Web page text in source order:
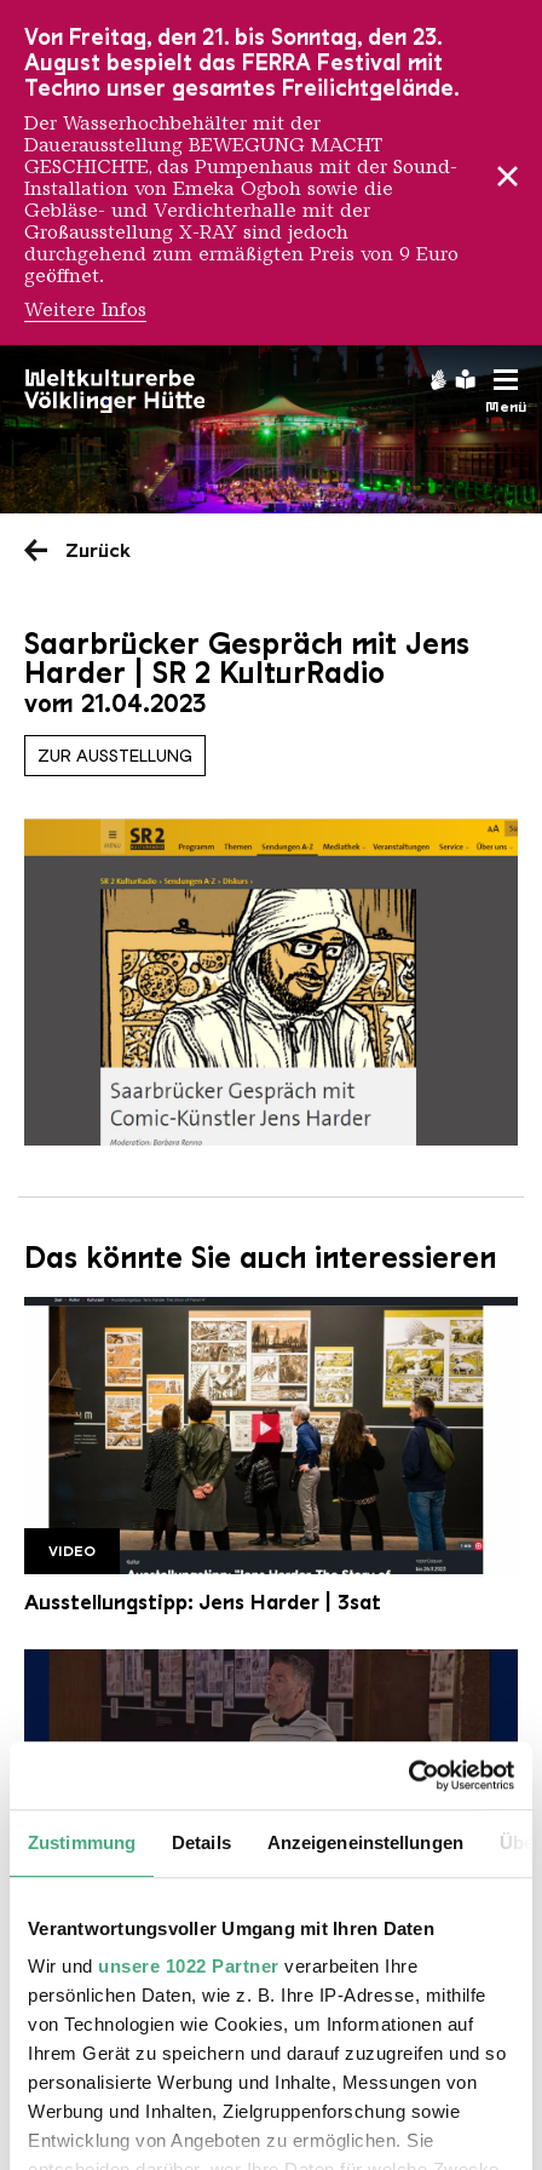
Zustimmung Details Anzeigeneinstellungen
Verantwortungsvoller Umgang mit Ihren Daten
Wir und unsere 1022 Partner verarbeiten Ihre
persönlichen Daten, wie z. B. Ihre IP-Adresse, mithilfe
von Technologien wie Cookies, um Informationen auf
Ihrem Gerät zu speichern und darauf zuzugreifen und so
personalisierte Werbung und Inhalte, Messungen von
Werbung und Inhalten, Zielgruppenforschung sowie
Entwicklung von Angeboten zu ermöglichen. Sie
Menü
Saarländischen
Zurück
Saarbrücker Gespräch mit Jens
Harder | SR 2 KulturRadio
vom 21.04.2023
ZUR AUSSTELLUNG
Das könnte Sie auch interessieren
3sat Jens Harder
VIDEO
Ausstellungstipp: Jens Harder | 3sat
WIMS JH2.
14 Milliarden Jahre Erdgeschichte als Comic | SR
- Wir Im Saarland - Kultur
Von Freitag, den 21. bis Sonntag, den 23.
August bespielt das FERRA Festival mit
Techno unser gesamtes Freilichtgelände.
Der Wasserhochbehälter mit der
Dauerausstellung BEWEGUNG MACHT
GESCHICHTE, das Pumpenhaus mit der Sound-
Installation von Emeka Ogboh sowie die
Gebläse- und Verdichterhalle mit der
Großausstellung X-RAY sind jedoch
durchgehend zum ermäßigten Preis von 9 Euro
geöffnet.
Weitere Infos